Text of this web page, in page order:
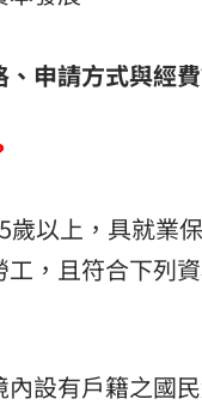
、申請方式與經
歲以上，具就業
，且符合下列
內設有戶籍之國